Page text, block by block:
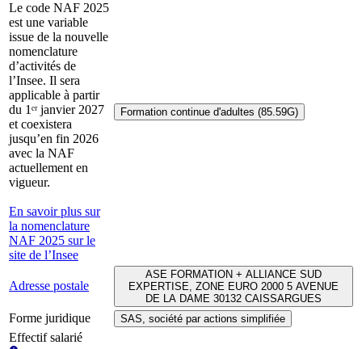
Le code NAF 2025
est une variable
issue de la nouvelle
nomenclature
d’activités de
l’Insee. Il sera
applicable à partir
du 1ᵉʳ janvier 2027
et coexistera
jusqu’en fin 2026
avec la NAF
actuellement en
vigueur.
En savoir plus sur
la nomenclature
NAF 2025 sur le
site de l’Insee
Formation continue d'adultes (85.59G)
Adresse postale
ASE FORMATION + ALLIANCE SUD
EXPERTISE, ZONE EURO 2000 5 AVENUE
DE LA DAME 30132 CAISSARGUES
Forme juridique SAS, société par actions simplifiée
Effectif salarié